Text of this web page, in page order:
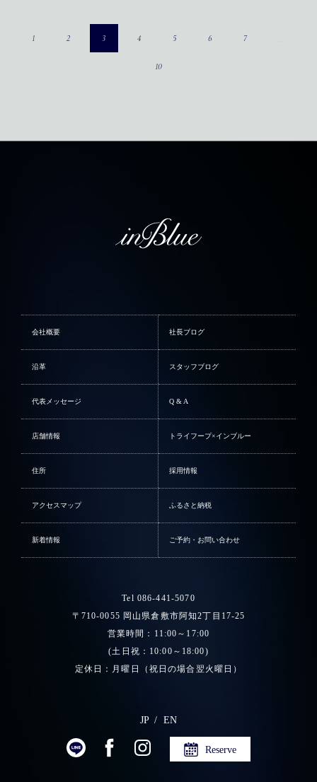
1 2 3 4 5 6 7
10
会社概要 社長ブログ
沿革 スタッフブログ
代表メッセージ Q & A
店舗情報 トライフープ×インブルー
住所 採用情報
アクセスマップ ふるさと納税
新着情報 ご予約・お問い合わせ
Tel 086-441-5070
〒710-0055 岡山県倉敷市阿知2丁目17-25
営業時間：11:00～17:00
(土日祝：10:00～18:00)
定休日：月曜日（祝日の場合翌火曜日）
JP EN
Reserve